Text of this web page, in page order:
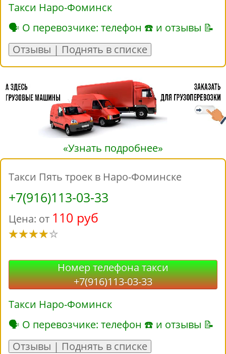
Такси Наро-Фоминск
🗣 О перевозчике: телефон ☎ и отзывы 📝
Отзывы | Поднять в списке
«Узнать подробнее»
Такси Пять троек в Наро-Фоминске
+7(916)113-03-33
Цена: от 110 руб
Номер телефона такси
+7(916)113-03-33
Такси Наро-Фоминск
🗣 О перевозчике: телефон ☎ и отзывы 📝
Отзывы | Поднять в списке